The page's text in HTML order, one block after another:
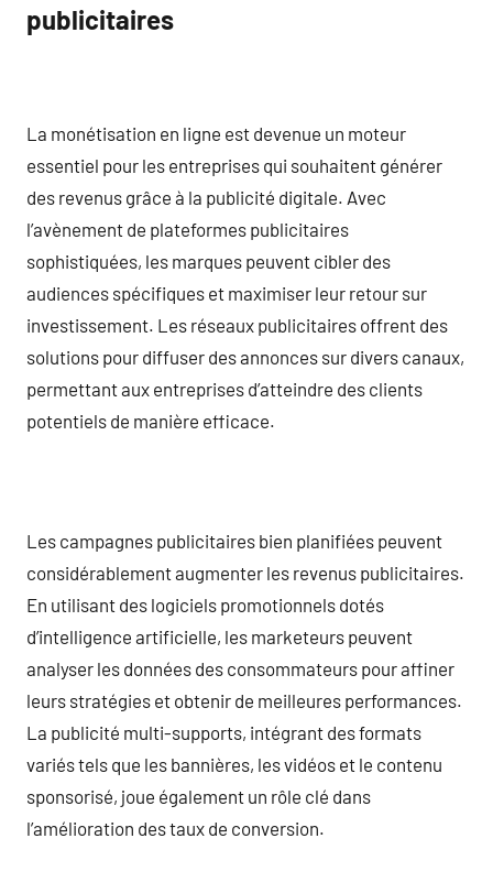
publicitaires
La monétisation en ligne est devenue un moteur
essentiel pour les entreprises qui souhaitent générer
des revenus grâce à la publicité digitale. Avec
l’avènement de plateformes publicitaires
sophistiquées, les marques peuvent cibler des
audiences spécifiques et maximiser leur retour sur
investissement. Les réseaux publicitaires offrent des
solutions pour diffuser des annonces sur divers canaux,
permettant aux entreprises d’atteindre des clients
potentiels de manière efficace.
Les campagnes publicitaires bien planifiées peuvent
considérablement augmenter les revenus publicitaires.
En utilisant des logiciels promotionnels dotés
d’intelligence artificielle, les marketeurs peuvent
analyser les données des consommateurs pour affiner
leurs stratégies et obtenir de meilleures performances.
La publicité multi-supports, intégrant des formats
variés tels que les bannières, les vidéos et le contenu
sponsorisé, joue également un rôle clé dans
l’amélioration des taux de conversion.